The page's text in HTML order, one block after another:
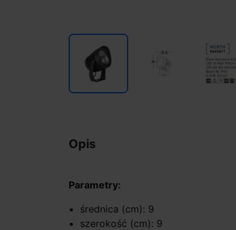
Opis
Parametry:
średnica (cm): 9
szerokość (cm): 9